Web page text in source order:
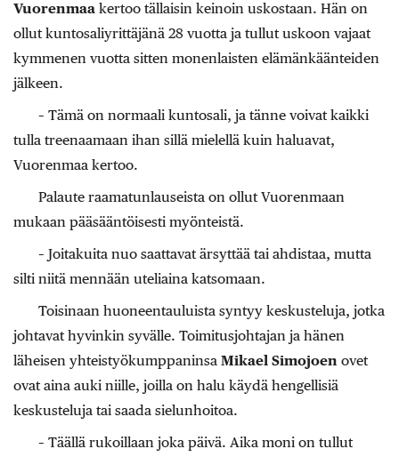
Vuorenmaa kertoo tällaisin keinoin uskostaan. Hän on
ollut kuntosaliyrittäjänä 28 vuotta ja tullut uskoon vajaat
kymmenen vuotta sitten monenlaisten elämänkäänteiden
jälkeen.
– Tämä on normaali kuntosali, ja tänne voivat kaikki
tulla treenaamaan ihan sillä mielellä kuin haluavat,
Vuorenmaa kertoo.
Palaute raamatunlauseista on ollut Vuorenmaan
mukaan pääsääntöisesti myönteistä.
– Joitakuita nuo saattavat ärsyttää tai ahdistaa, mutta
silti niitä mennään uteliaina katsomaan.
Toisinaan huoneentauluista syntyy keskusteluja, jotka
johtavat hyvinkin syvälle. Toimitusjohtajan ja hänen
läheisen yhteistyökumppaninsa Mikael Simojoen ovet
ovat aina auki niille, joilla on halu käydä hengellisiä
keskusteluja tai saada sielunhoitoa.
– Täällä rukoillaan joka päivä. Aika moni on tullut